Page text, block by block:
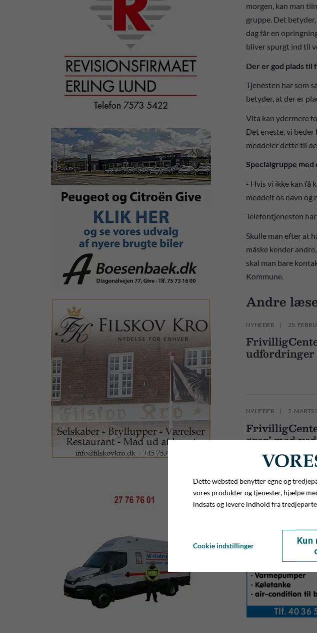
morgen, kan man
gruppe. Det
dag får en
bliver spurgt ind til
Der er god plads til
Tjenesten har som
betyder, at der er
Vita kan ydermere
Det eneste, vi
meddeler dette til
Specialgruppe
- Hvis vi ikke kan få
meddelt os navn
Telefontjenesten
Skulle man efter at
måske kender
skal man bare
Kommune.
Andre
NYHEDER 25.
udfordringer
NYHEDER 2. MARTS
ører’ med
Dette websted benytter egne og
vores produkter og tjenester, hjælpe
indsats og levere indhold fra
Cookie indstillinger
Kun